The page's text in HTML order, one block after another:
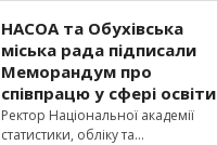
НАСОА та Обухівська
міська рада підписали
Меморандум про
співпрацю у сфері освіти
Ректор Національної академії
статистики, обліку та